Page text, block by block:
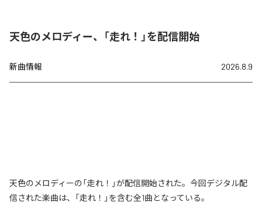
天色のメロディー、「走れ！」を配信開始
新曲情報 2026.8.9
天色のメロディーの「走れ！」が配信開始された。今回デジタル配
信された楽曲は、「走れ！」を含む全1曲となっている。